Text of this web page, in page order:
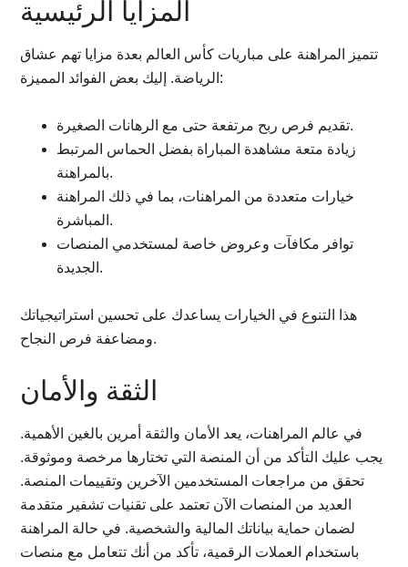
المزايا الرئيسية
تتميز المراهنة على مباريات كأس العالم بعدة مزايا تهم عشاق
الرياضة. إليك بعض الفوائد المميزة:
تقديم فرص ربح مرتفعة حتى مع الرهانات الصغيرة.
زيادة متعة مشاهدة المباراة بفضل الحماس المرتبط
بالمراهنة.
خيارات متعددة من المراهنات، بما في ذلك المراهنة
المباشرة.
توافر مكافآت وعروض خاصة لمستخدمي المنصات
الجديدة.
هذا التنوع في الخيارات يساعدك على تحسين استراتيجياتك
ومضاعفة فرص النجاح.
الثقة والأمان
في عالم المراهنات، يعد الأمان والثقة أمرين بالغين الأهمية.
يجب عليك التأكد من أن المنصة التي تختارها مرخصة وموثوقة.
تحقق من مراجعات المستخدمين الآخرين وتقييمات المنصة.
العديد من المنصات الآن تعتمد على تقنيات تشفير متقدمة
لضمان حماية بياناتك المالية والشخصية. في حالة المراهنة
باستخدام العملات الرقمية، تأكد من أنك تتعامل مع منصات